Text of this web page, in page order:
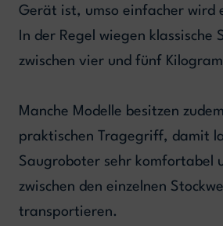
Gerät ist, umso einfacher wird
In der Regel wiegen klassische
zwischen vier und fünf
Manche Modelle besitzen
praktischen Tragegriff, damit
Saugroboter sehr komfortabel
zwischen den einzelnen
transportieren.